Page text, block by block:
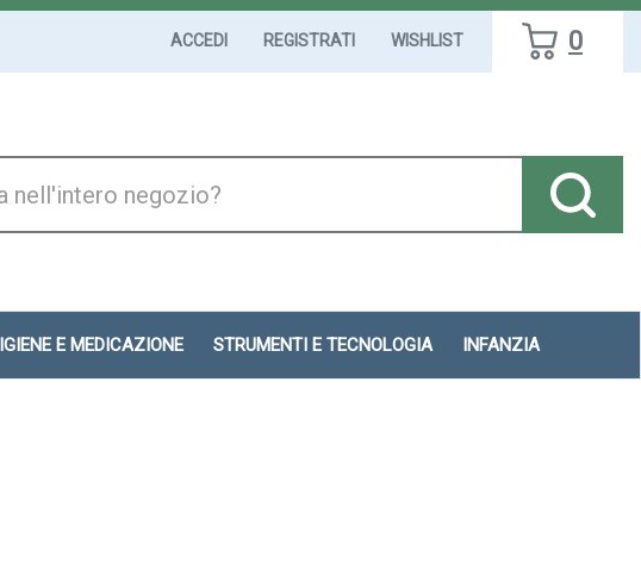
ACCEDI REGISTRATI WISHLIST 0
IGIENE E MEDICAZIONE STRUMENTI E TECNOLOGIA INFANZIA